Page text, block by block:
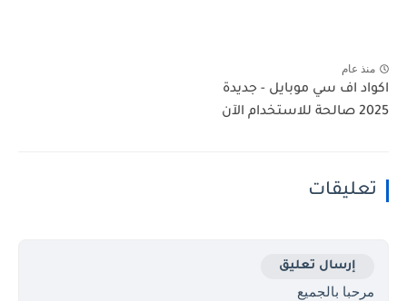
منذ عام
اكواد اف سي موبايل - جديدة
2025 صالحة للاستخدام الآن
تعليقات
إرسال تعليق
مرحبا بالجميع